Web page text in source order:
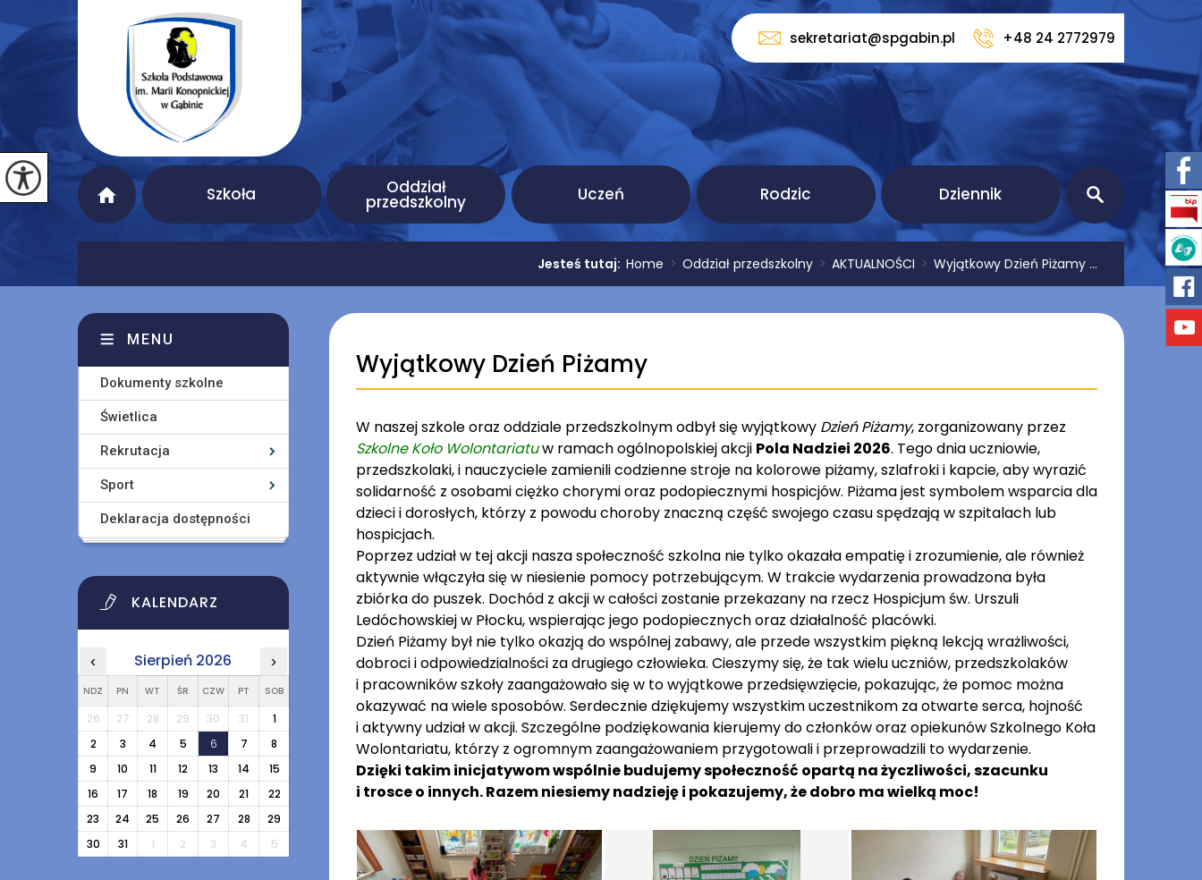
sekretariat@spgabin.pl +48 24 2772979
Szkoła Oddział
przedszkolny Uczeń Rodzic Dziennik
Jesteś tutaj: Home > Oddział przedszkolny > AKTUALNOŚCI > Wyjątkowy Dzień Piżamy ...
Wyjątkowy Dzień Piżamy
W naszej szkole oraz oddziale przedszkolnym odbył się wyjątkowy Dzień Piżamy, zorganizowany przez
Szkolne Koło Wolontariatuw ramach ogólnopolskiej akcji Pola Nadziei 2026. Tego dnia uczniowie,
przedszkolaki, i nauczyciele zamienili codzienne stroje na kolorowe piżamy, szlafroki i kapcie, aby wyrazić
solidarność z osobami ciężko chorymi oraz podopiecznymi hospicjów. Piżama jest symbolem wsparcia dla
dzieci i dorosłych, którzy z powodu choroby znaczną część swojego czasu spędzają w szpitalach lub
hospicjach.
Poprzez udział w tej akcji nasza społeczność szkolna nie tylko okazała empatię i zrozumienie, ale również
aktywnie włączyła się w niesienie pomocy potrzebującym. W trakcie wydarzenia prowadzona była
zbiórka do puszek. Dochód z akcji w całości zostanie przekazany na rzecz Hospicjum św. Urszuli
Ledóchowskiej w Płocku, wspierając jego podopiecznych oraz działalność placówki.
Dzień Piżamy był nie tylko okazją do wspólnej zabawy, ale przede wszystkim piękną lekcją wrażliwości,
dobroci i odpowiedzialności za drugiego człowieka. Cieszymy się, że tak wielu uczniów, przedszkolaków
i pracowników szkoły zaangażowało się w to wyjątkowe przedsięwzięcie, pokazując, że pomoc można
okazywać na wiele sposobów. Serdecznie dziękujemy wszystkim uczestnikom za otwarte serca, hojność
i aktywny udział w akcji. Szczególne podziękowania kierujemy do członków oraz opiekunów Szkolnego Koła
Wolontariatu, którzy z ogromnym zaangażowaniem przygotowali i przeprowadzili to wydarzenie.
Dzięki takim inicjatywom wspólnie budujemy społeczność opartą na życzliwości, szacunku
i trosce o innych. Razem niesiemy nadzieję i pokazujemy, że dobro ma wielką moc!
MENU
Dokumenty szkolne
Świetlica
Rekrutacja
Sport
Deklaracja dostępności
KALENDARZ
‹ Sierpień 2026 ›
NDZ PN WT ŚR CZW PT SOB
26 27 28 29 30 31
1
2
3 4 5 6 7
8
9
10 11 12 13 14
15
16
17 18 19 20 21
22
23
24 25 26 27 28
29
30
31 1 2 3 4 5